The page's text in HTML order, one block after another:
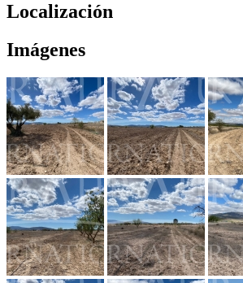
Localización
Imágenes